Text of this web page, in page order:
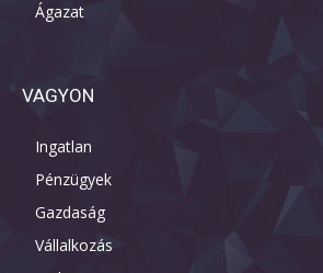
Ágazat
VAGYON
Ingatlan
Pénzügyek
Gazdaság
Vállalkozás